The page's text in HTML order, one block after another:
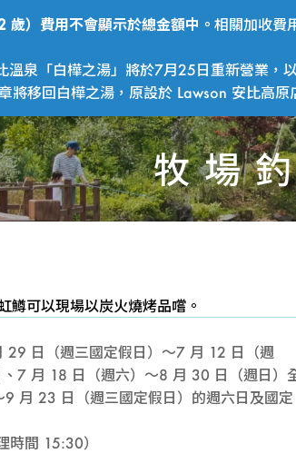
歲）費用不會顯示於總金額中。相關加收費
溫泉「白樺之湯」將於7月25日重新營業，
將移回白樺之湯，原設於 Lawson 安比高原
牧場
鱒可以現場以炭火燒烤品嚐。
日（週三國定假日）～7 月 12 日（週
7 月 18 日（週六）～8 月 30 日（週日）
月 23 日（週三國定假日）的週六日及國定
間 15:30）